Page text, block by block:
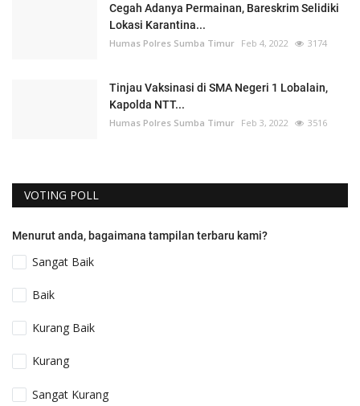
Cegah Adanya Permainan, Bareskrim Selidiki
Lokasi Karantina...
Humas Polres Sumba Timur Feb 4, 2022 3174
Tinjau Vaksinasi di SMA Negeri 1 Lobalain,
Kapolda NTT...
Humas Polres Sumba Timur Feb 3, 2022 3516
VOTING POLL
Menurut anda, bagaimana tampilan terbaru kami?
Sangat Baik
Baik
Kurang Baik
Kurang
Sangat Kurang